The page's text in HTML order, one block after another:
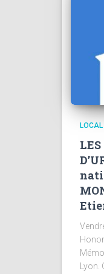
LOCAL
LES